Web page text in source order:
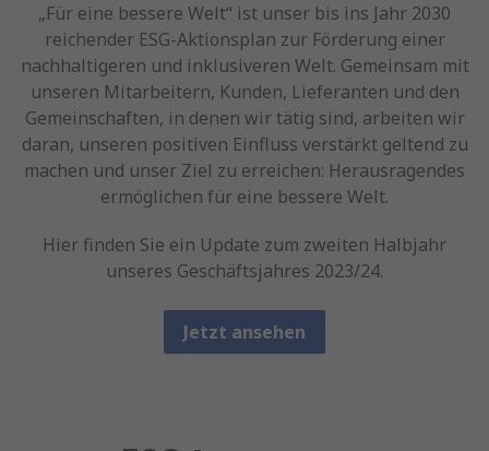
„Für eine bessere Welt“ ist unser bis ins Jahr 2030
reichender ESG-Aktionsplan zur Förderung einer
nachhaltigeren und inklusiveren Welt. Gemeinsam mit
unseren Mitarbeitern, Kunden, Lieferanten und den
Gemeinschaften, in denen wir tätig sind, arbeiten wir
daran, unseren positiven Einfluss verstärkt geltend zu
machen und unser Ziel zu erreichen: Herausragendes
ermöglichen für eine bessere Welt.
Hier finden Sie ein Update zum zweiten Halbjahr
unseres Geschäftsjahres 2023/24.
Jetzt ansehen